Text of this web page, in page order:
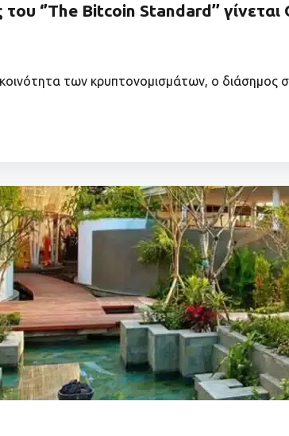
‘’The Bitcoin Standard’’
κοινότητα των κρυπτονομισμάτων, ο